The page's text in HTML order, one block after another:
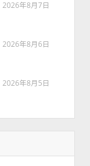
2026年8月7日
2026年8月6日
2026年8月5日